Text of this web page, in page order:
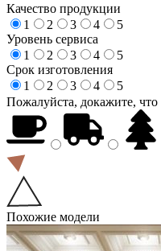
Качество продукции
1
2 3 4
5
Уровень сервиса
1
2 3 4
5
Срок изготовления
1
2 3 4
5
Пожалуйста, докажите,
Похожие модели